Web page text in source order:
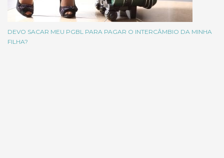
DEVO SACAR MEU PGBL PARA PAGAR O INTERCÂMBIO DA MINHA
FILHA?